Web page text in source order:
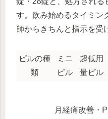
す。飲み始めるタイミン
師からきちんと指示を受
ピルの種
類
ミニ
ピル
超低用
量ピル
月経痛改善・